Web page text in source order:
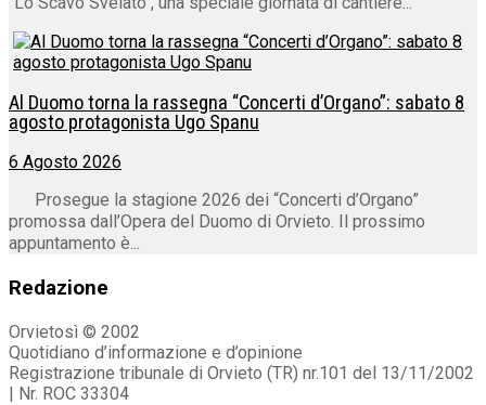
Al Duomo torna la rassegna “Concerti d’Organo”: sabato 8
agosto protagonista Ugo Spanu
6 Agosto 2026
Prosegue la stagione 2026 dei “Concerti d’Organo”
promossa dall’Opera del Duomo di Orvieto. Il prossimo
appuntamento è...
Redazione
Orvietosì © 2002
Quotidiano d’informazione e d’opinione
Registrazione tribunale di Orvieto (TR) nr.101 del 13/11/2002
| Nr. ROC 33304